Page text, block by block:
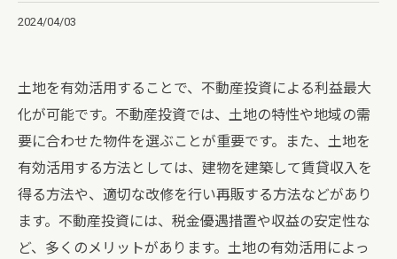
2024/04/03
土地を有効活用することで、不動産投資による利益最大
化が可能です。不動産投資では、土地の特性や地域の需
要に合わせた物件を選ぶことが重要です。また、土地を
有効活用する方法としては、建物を建築して賃貸収入を
得る方法や、適切な改修を行い再販する方法などがあり
ます。不動産投資には、税金優遇措置や収益の安定性な
ど、多くのメリットがあります。土地の有効活用によっ